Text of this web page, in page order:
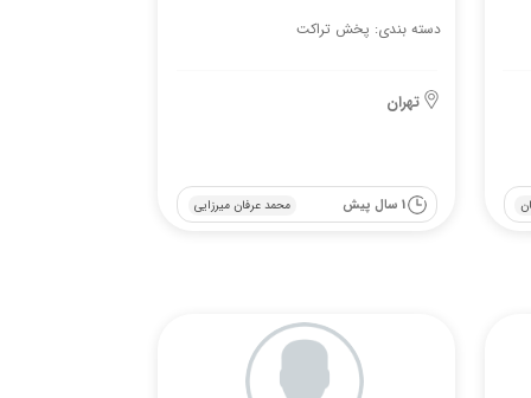
دسته بندی: پخش تراکت
تهران
محمد عرفان میرزایی 1 سال پیش